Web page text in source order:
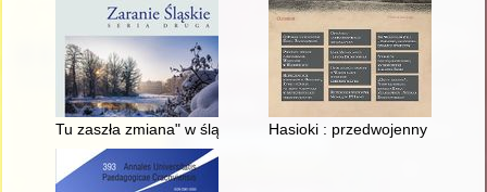
Tu zaszła zmiana" w śląskim krajobrazie : recenzja książki
Hasioki : przedwojenny